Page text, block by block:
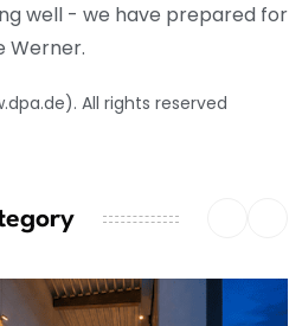
well - we have prepared for
Werner.
All rights reserved